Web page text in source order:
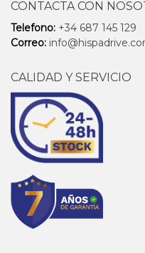
CONTACTA CON
Telefono: +34 687 145 129
Correo:
CALIDAD Y SERVICIO